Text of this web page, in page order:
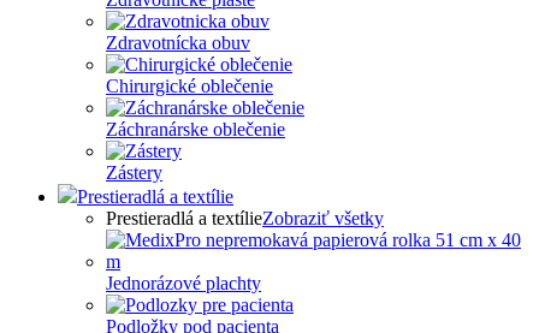
Zdravotnícka obuv
Chirurgické oblečenie
Záchranárske oblečenie
Zástery
Prestieradlá a textílie
Prestieradlá a textílieZobraziť všetky
Jednorázové plachty
Podložky pod pacienta